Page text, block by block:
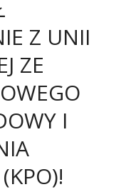
Z UNII
ZE
I